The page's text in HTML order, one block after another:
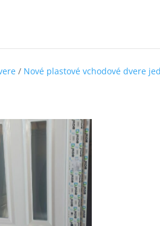
/ Nové plastové vchodové dvere